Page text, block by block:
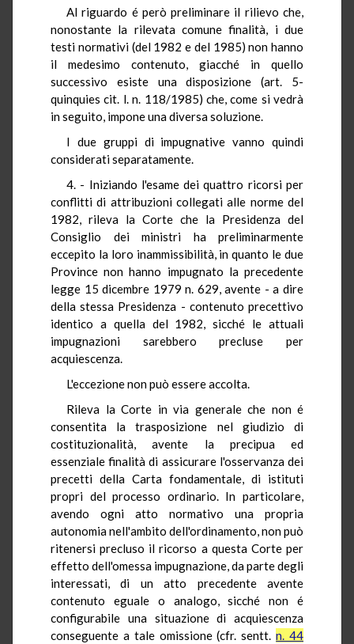
Al riguardo é però preliminare il rilievo che,
nonostante la rilevata comune finalità, i due
testi normativi (del 1982 e del 1985) non hanno
il medesimo contenuto, giacché in quello
successivo esiste una disposizione (art. 5-
quinquies cit. l. n. 118/1985) che, come si vedrà
in seguito, impone una diversa soluzione.
I due gruppi di impugnative vanno quindi
considerati separatamente.
4. - Iniziando l'esame dei quattro ricorsi per
conflitti di attribuzioni collegati alle norme del
1982, rileva la Corte che la Presidenza del
Consiglio dei ministri ha preliminarmente
eccepito la loro inammissibilità, in quanto le due
Province non hanno impugnato la precedente
legge 15 dicembre 1979 n. 629, avente - a dire
della stessa Presidenza - contenuto precettivo
identico a quella del 1982, sicché le attuali
impugnazioni sarebbero precluse per
acquiescenza.
L'eccezione non può essere accolta.
Rileva la Corte in via generale che non é
consentita la trasposizione nel giudizio di
costituzionalità, avente la precipua ed
essenziale finalità di assicurare l'osservanza dei
precetti della Carta fondamentale, di istituti
propri del processo ordinario. In particolare,
avendo ogni atto normativo una propria
autonomia nell'ambito dell'ordinamento, non può
ritenersi precluso il ricorso a questa Corte per
effetto dell'omessa impugnazione, da parte degli
interessati, di un atto precedente avente
contenuto eguale o analogo, sicché non é
configurabile una situazione di acquiescenza
conseguente a tale omissione (cfr. sentt.n. 44